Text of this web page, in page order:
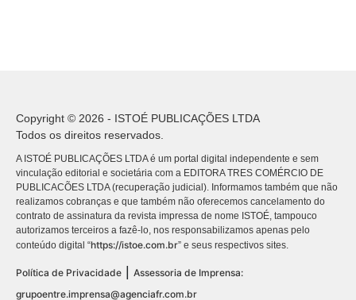
Copyright © 2026 - ISTOÉ PUBLICAÇÕES LTDA
Todos os direitos reservados.
A ISTOÉ PUBLICAÇÕES LTDA é um portal digital independente e sem
vinculação editorial e societária com a EDITORA TRES COMÉRCIO DE
PUBLICACÕES LTDA (recuperação judicial). Informamos também que não
realizamos cobranças e que também não oferecemos cancelamento do
contrato de assinatura da revista impressa de nome ISTOÉ, tampouco
autorizamos terceiros a fazê-lo, nos responsabilizamos apenas pelo
conteúdo digital “https://istoe.com.br” e seus respectivos sites.
Política de Privacidade
Assessoria de Imprensa:
grupoentre.imprensa@agenciafr.com.br